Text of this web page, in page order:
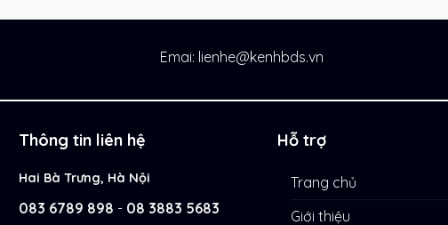
Emai: lienhe@kenhbds.vn
Thông tin liên hệ
Hai Bà Trưng, Hà Nội
083 6789 898 - 08 3883 5683
Hỗ trợ
Trang chủ
Giới thiệu